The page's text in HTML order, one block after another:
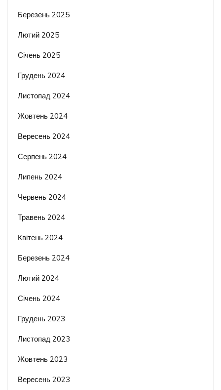
Березень 2025
Лютий 2025
Січень 2025
Грудень 2024
Листопад 2024
Жовтень 2024
Вересень 2024
Серпень 2024
Липень 2024
Червень 2024
Травень 2024
Квітень 2024
Березень 2024
Лютий 2024
Січень 2024
Грудень 2023
Листопад 2023
Жовтень 2023
Вересень 2023